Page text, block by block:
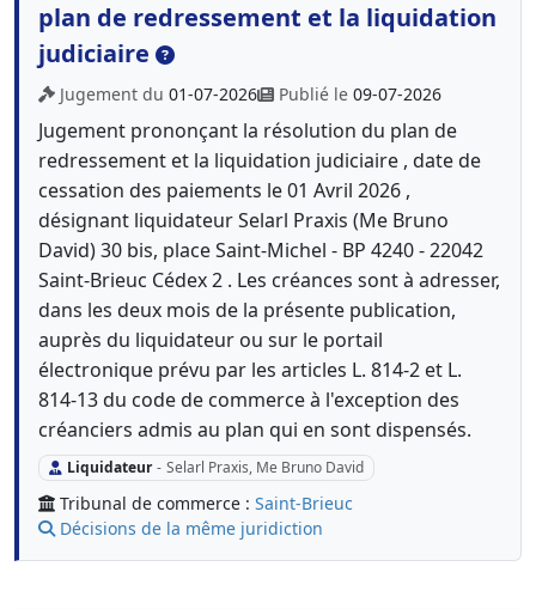
plan de redressement et la liquidation
judiciaire
Jugement du 01-07-2026 Publié le 09-07-2026
Jugement prononçant la résolution du plan de
redressement et la liquidation judiciaire , date de
cessation des paiements le 01 Avril 2026 ,
désignant liquidateur Selarl Praxis (Me Bruno
David) 30 bis, place Saint-Michel - BP 4240 - 22042
Saint-Brieuc Cédex 2 . Les créances sont à adresser,
dans les deux mois de la présente publication,
auprès du liquidateur ou sur le portail
électronique prévu par les articles L. 814-2 et L.
814-13 du code de commerce à l'exception des
créanciers admis au plan qui en sont dispensés.
Liquidateur - Selarl Praxis, Me Bruno David
Tribunal de commerce : Saint-Brieuc
Décisions de la même juridiction